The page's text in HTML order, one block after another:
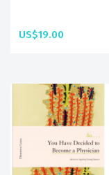
US$19.00